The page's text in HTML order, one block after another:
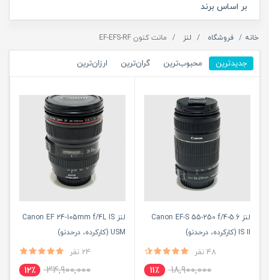
بر اساس برند
خانه فروشگاه لنز مانت کنون EF-EFS-RF
جدیدترین محبوب‌ترین گران‌ترین ارزان‌ترین
لنز Canon EF-S 55-250 f/4-5.6
IS II (کارکرده، درحدنو)
48 نفر
18,900,000 11٪
لنز Canon EF 24-105mm f/4L IS
USM (کارکرده، درحدنو)
24 نفر
34,900,000 12٪